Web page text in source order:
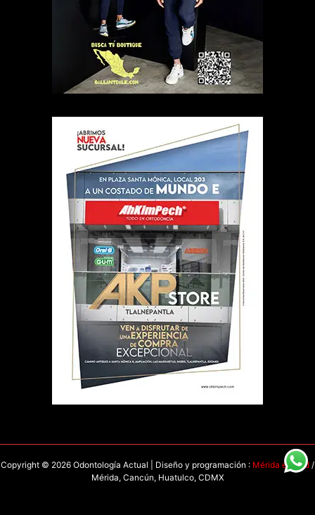
Copyright © 2026 Odontología Actual | Diseño y programación : Mérida en Red /
Mérida, Cancún, Huatulco, CDMX